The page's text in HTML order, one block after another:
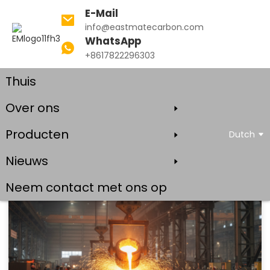
E-Mail
info@eastmatecarbon.com
WhatsApp
+8617822296303
Thuis
Over ons
Producten
Nieuws
Neem contact met ons op
Dutch